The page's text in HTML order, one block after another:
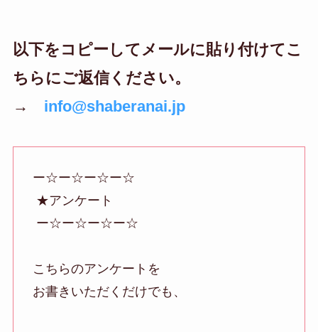
以下をコピーしてメールに貼り付けてこ
ちらにご返信ください。
→ info@shaberanai.jp
ー☆ー☆ー☆ー☆
★アンケート
ー☆ー☆ー☆ー☆
こちらのアンケートを
お書きいただくだけでも、